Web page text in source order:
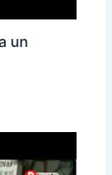
un